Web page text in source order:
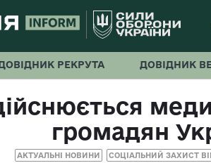
РЕКРУТА ДОВІДНИК
громадян
АКТУАЛЬНІ НОВИНИ СОЦІАЛЬНИЙ ЗАХИСТ